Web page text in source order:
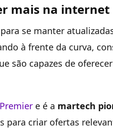
mais na internet
se manter
à frente da curva,
são capazes de
e é a martech
para criar ofertas